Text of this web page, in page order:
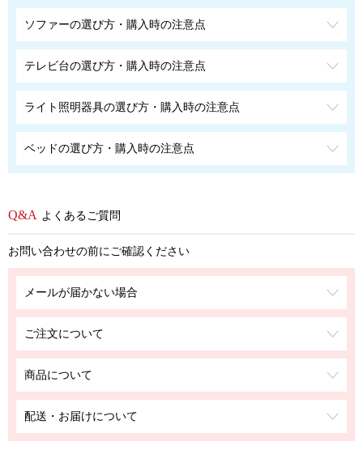
ソファーの選び方・購入時の注意点
テレビ台の選び方・購入時の注意点
ライト照明器具の選び方・購入時の注意点
ベッドの選び方・購入時の注意点
よくあるご質問
お問い合わせの前にご確認ください
メールが届かない場合
ご注文について
商品について
配送・お届けについて